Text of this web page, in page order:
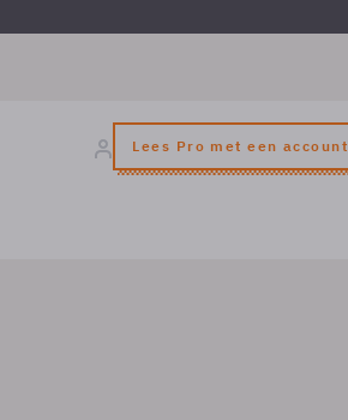
Lees Pro met een account